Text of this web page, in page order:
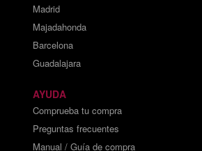
Madrid
Majadahonda
Barcelona
Guadalajara
AYUDA
Comprueba tu compra
Preguntas frecuentes
Manual / Guía de compra